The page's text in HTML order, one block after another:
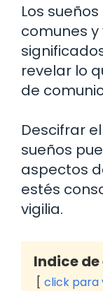
Los
comunes
revelar lo
de
Descifrar
sueños
aspectos
estés
vigilia.
Indice
click para